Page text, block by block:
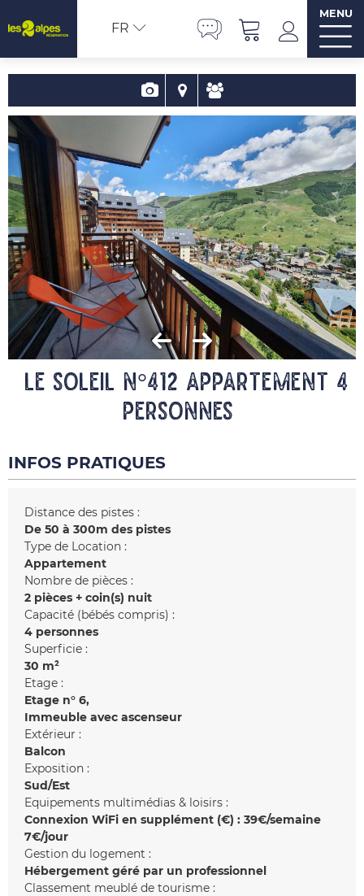
FR
MENU
LE SOLEIL N°412 Appartement 4
personnes
INFOS PRATIQUES
Distance des pistes :
De 50 à 300m des pistes
Type de Location :
Appartement
Nombre de pièces :
2 pièces + coin(s) nuit
Capacité (bébés compris) :
4 personnes
Superficie :
30 m²
Etage :
Etage n° 6
Immeuble avec ascenseur
Extérieur :
Balcon
Exposition :
Sud/Est
Equipements multimédias & loisirs :
Connexion WiFi en supplément (€) : 39€/semaine
7€/jour
Gestion du logement :
Hébergement géré par un professionnel
Classement meublé de tourisme :